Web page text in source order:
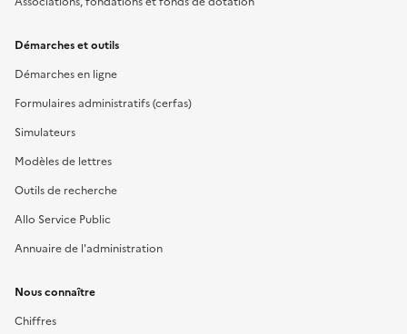
Démarches et outils
Démarches en ligne
Formulaires administratifs (cerfas)
Simulateurs
Modèles de lettres
Outils de recherche
Allo Service Public
Annuaire de l'administration
Nous connaître
Chiffres